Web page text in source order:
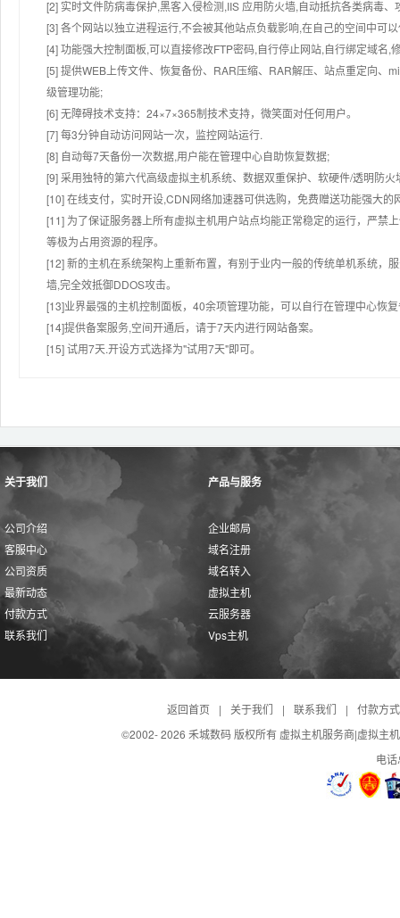
[2] 实时文件防病毒保护,黑客入侵检测,IIS 应用防火墙,自动抵抗各类病毒、
[3] 各个网站以独立进程运行,不会被其他站点负载影响,在自己的空间中可
[4] 功能强大控制面板,可以直接修改FTP密码,自行停止网站,自行绑定域名,
[5] 提供WEB上传文件、恢复备份、RAR压缩、RAR解压、站点重定向、
级管理功能;
[6] 无障碍技术支持：24×7×365制技术支持，微笑面对任何用户。
[7] 每3分钟自动访问网站一次，监控网站运行.
[8] 自动每7天备份一次数据,用户能在管理中心自助恢复数据;
[9] 采用独特的第六代高级虚拟主机系统、数据双重保护、软硬件/透明防火
[10] 在线支付，实时开设,CDN网络加速器可供选购，免费赠送功能强大
[11] 为了保证服务器上所有虚拟主机用户站点均能正常稳定的运行，严禁
等极为占用资源的程序。
[12] 新的主机在系统架构上重新布置，有别于业内一般的传统单机系统，
墙,完全效抵御DDOS攻击。
[13]业界最强的主机控制面板，40余项管理功能，可以自行在管理中心恢
[14]提供备案服务,空间开通后，请于7天内进行网站备案。
[15] 试用7天.开设方式选择为"试用7天"即可。
关于我们
公司介绍
客服中心
公司资质
最新动态
付款方式
联系我们
产品与服务
企业邮局
域名注册
域名转入
虚拟主机
云服务器
Vps主机
返回首页 | 关于我们 | 联系我们 |
付款方式
©2002-2026 禾城数码 版权所有 虚拟主机服务商|虚拟主
电